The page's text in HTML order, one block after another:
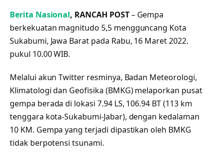
Berita Nasional, RANCAH POST– Gempa
berkekuatan magnitudo 5,5 mengguncang Kota
Sukabumi, Jawa Barat pada Rabu, 16 Maret 2022.
pukul 10.00 WIB.
Melalui akun Twitter resminya, Badan Meteorologi,
Klimatologi dan Geofisika (BMKG) melaporkan pusat
gempa berada di lokasi 7.94 LS, 106.94 BT (113 km
tenggara kota-Sukabumi-Jabar), dengan kedalaman
10 KM. Gempa yang terjadi dipastikan oleh BMKG
tidak berpotensi tsunami.